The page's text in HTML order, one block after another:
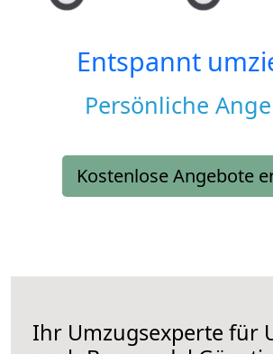
Entspannt
Persönliche
Kostenlose Angebote
Ihr Umzugsexperte für